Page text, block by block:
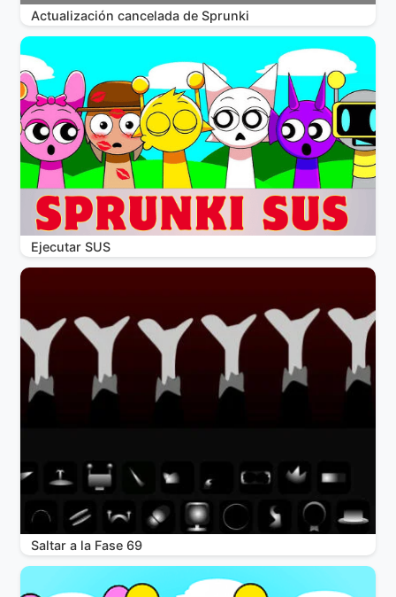
Actualización cancelada de Sprunki
Ejecutar SUS
Saltar a la Fase 69